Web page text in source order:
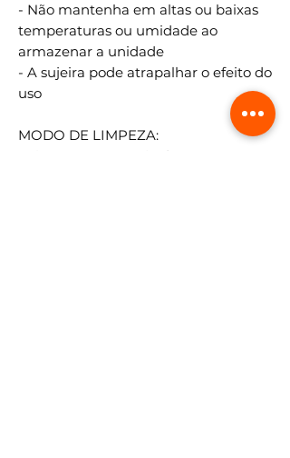
- Não mantenha em altas ou baixas
temperaturas ou umidade ao
armazenar a unidade
- A sujeira pode atrapalhar o efeito do
uso
MODO DE LIMPEZA: